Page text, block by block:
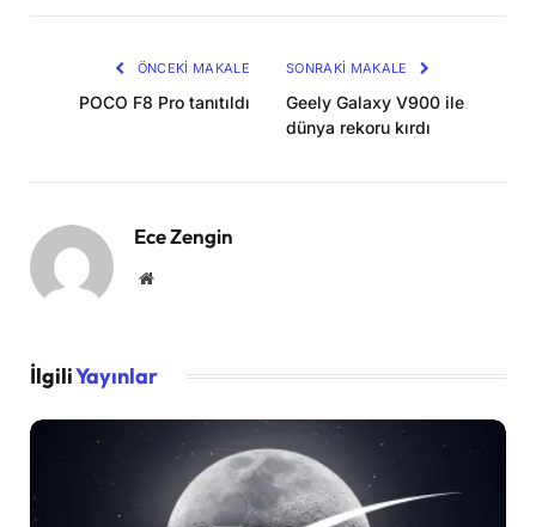
ÖNCEKI MAKALE
POCO F8 Pro tanıtıldı
SONRAKI MAKALE
Geely Galaxy V900 ile
dünya rekoru kırdı
Ece Zengin
Website
İlgiliYayınlar